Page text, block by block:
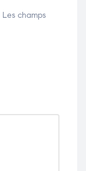
Les champs